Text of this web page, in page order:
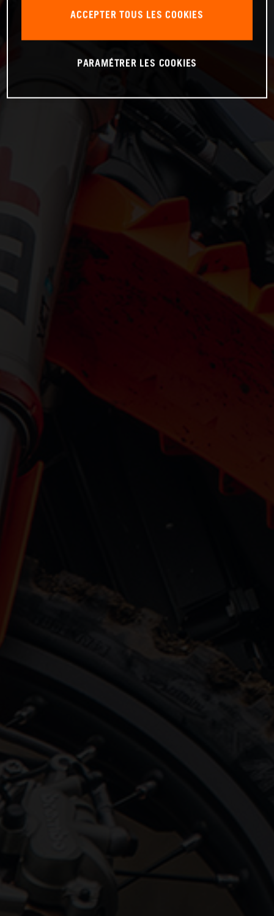
ACCEPTER TOUS LES COOKIES
PARAMÉTRER LES COOKIES